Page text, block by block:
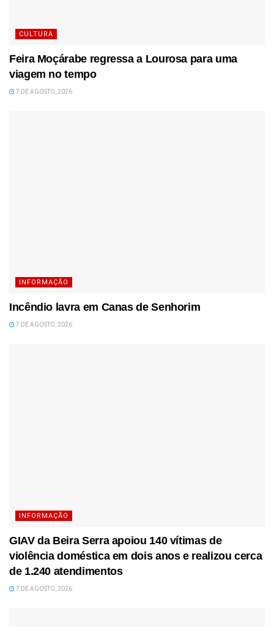
CULTURA
Feira Moçárabe regressa a Lourosa para uma
viagem no tempo
7 DE AGOSTO, 2026
INFORMAÇÃO
Incêndio lavra em Canas de Senhorim
7 DE AGOSTO, 2026
INFORMAÇÃO
GIAV da Beira Serra apoiou 140 vítimas de
violência doméstica em dois anos e realizou cerca
de 1.240 atendimentos
7 DE AGOSTO, 2026